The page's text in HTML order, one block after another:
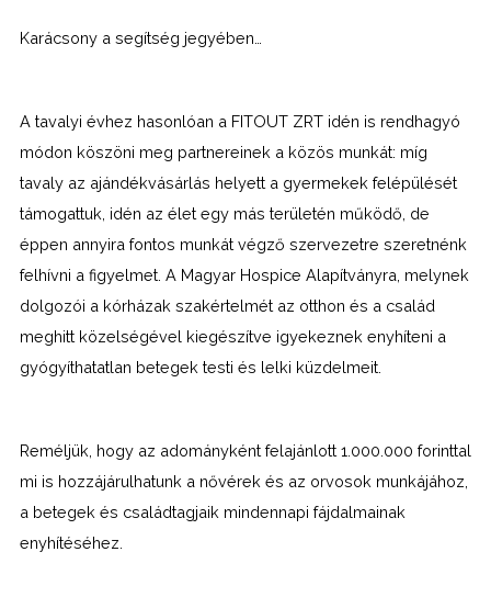
Karácsony a segítség jegyében…
A tavalyi évhez hasonlóan a FITOUT ZRT idén is rendhagyó
módon köszöni meg partnereinek a közös munkát: míg
tavaly az ajándékvásárlás helyett a gyermekek felépülését
támogattuk, idén az élet egy más területén működő, de
éppen annyira fontos munkát végző szervezetre szeretnénk
felhívni a figyelmet. A Magyar Hospice Alapítványra, melynek
dolgozói a kórházak szakértelmét az otthon és a család
meghitt közelségével kiegészítve igyekeznek enyhíteni a
gyógyíthatatlan betegek testi és lelki küzdelmeit.
Reméljük, hogy az adományként felajánlott 1.000.000 forinttal
mi is hozzájárulhatunk a nővérek és az orvosok munkájához,
a betegek és családtagjaik mindennapi fájdalmainak
enyhítéséhez.